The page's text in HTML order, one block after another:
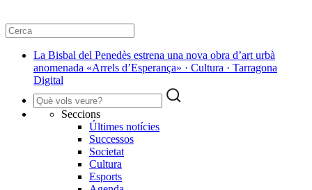
La Bisbal del Penedès estrena una nova obra d’art urbà
anomenada «Arrels d’Esperança» · Cultura · Tarragona
Digital
Seccions
Últimes notícies
Successos
Societat
Cultura
Esports